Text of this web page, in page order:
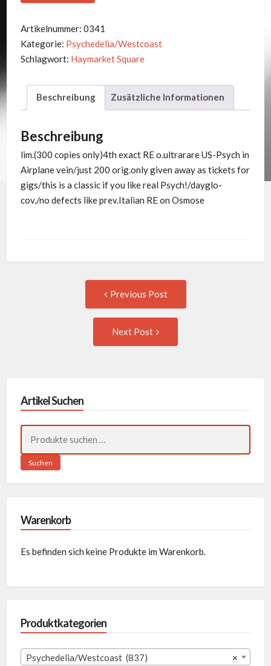
-
Magic
Lantern
Artikelnummer: 0341
Kategorie: Psychedelia/Westcoast
Schlagwort: Haymarket Square
Beschreibung Zusätzliche Informationen
Beschreibung
lim.(300 copies only)4th exact RE o.ultrarare US-Psych in
Airplane vein/just 200 orig.only given away as tickets for
gigs/this is a classic if you like real Psych!/dayglo-
cov./no defects like prev.Italian RE on Osmose
navigation
Previous Post
Next Post
Artikel Suchen
nach:
Suchen
Warenkorb
Es befinden sich keine Produkte im Warenkorb.
Produktkategorien
×
Psychedelia/Westcoast (837)